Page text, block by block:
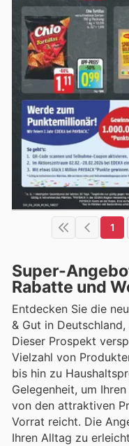
1
Super-
Rabatte und
Entdecken Sie die
& Gut in
Dieser Prospekt
Vielzahl von
bis hin zu
Gelegenheit, um
von den attraktiven
Vorrat reicht. Die
Ihren Alltag zu